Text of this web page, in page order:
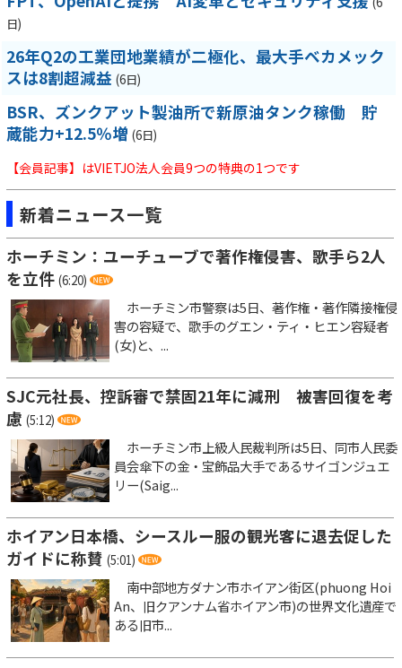
日)
26年Q2の工業団地業績が二極化、最大手ベカメック
スは8割超減益 (6日)
BSR、ズンクアット製油所で新原油タンク稼働 貯
蔵能力+12.5％増 (6日)
【会員記事】はVIETJO法人会員9つの特典の1つです
新着ニュース一覧
ホーチミン：ユーチューブで著作権侵害、歌手ら2人
を立件 (6:20)
ホーチミン市警察は5日、著作権・著作隣接権侵
害の容疑で、歌手のグエン・ティ・ヒエン容疑者
(女)と、...
SJC元社長、控訴審で禁固21年に減刑 被害回復を考
慮 (5:12)
ホーチミン市上級人民裁判所は5日、同市人民委
員会傘下の金・宝飾品大手であるサイゴンジュエ
リー(Saig...
ホイアン日本橋、シースルー服の観光客に退去促した
ガイドに称賛 (5:01)
南中部地方ダナン市ホイアン街区(phuong Hoi
An、旧クアンナム省ホイアン市)の世界文化遺産で
ある旧市...